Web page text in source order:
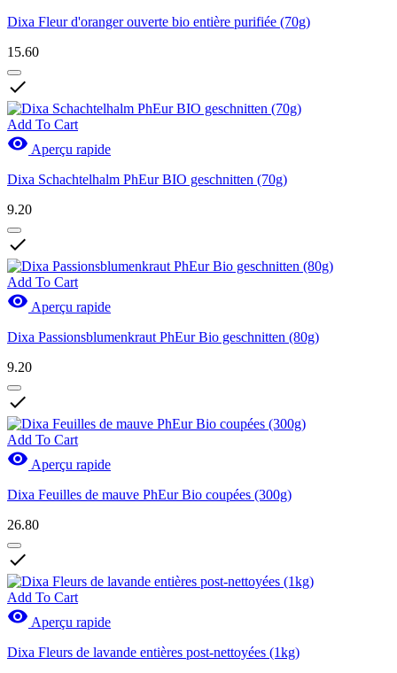
Dixa Fleur d'oranger ouverte bio entière purifiée (70g)
15.60

Add To Cart
 Aperçu rapide
Dixa Schachtelhalm PhEur BIO geschnitten (70g)
9.20

Add To Cart
 Aperçu rapide
Dixa Passionsblumenkraut PhEur Bio geschnitten (80g)
9.20

Add To Cart
 Aperçu rapide
Dixa Feuilles de mauve PhEur Bio coupées (300g)
26.80

Add To Cart
 Aperçu rapide
Dixa Fleurs de lavande entières post-nettoyées (1kg)